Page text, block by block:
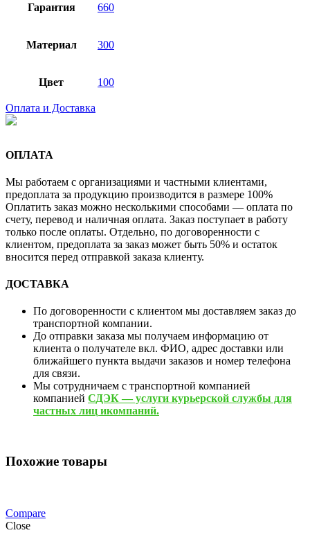
Гарантия 660
Материал 300
Цвет 100
Оплата и Доставка
ОПЛАТА
Мы работаем с организациями и частными клиентами,
предоплата за продукцию производится в размере 100%
Оплатить заказ можно несколькими способами — оплата по
счету, перевод и наличная оплата. Заказ поступает в работу
только после оплаты. Отдельно, по договоренности с
клиентом, предоплата за заказ может быть 50% и остаток
вносится перед отправкой заказа клиенту.
ДОСТАВКА
По договоренности с клиентом мы доставляем заказ до
транспортной компании.
До отправки заказа мы получаем информацию от
клиента о получателе вкл. ФИО, адрес доставки или
ближайшего пункта выдачи заказов и номер телефона
для связи.
Мы сотрудничаем с транспортной компанией
компанией СДЭК — услуги курьерской службы для
частных лиц икомпаний.
Похожие товары
Compare
Close